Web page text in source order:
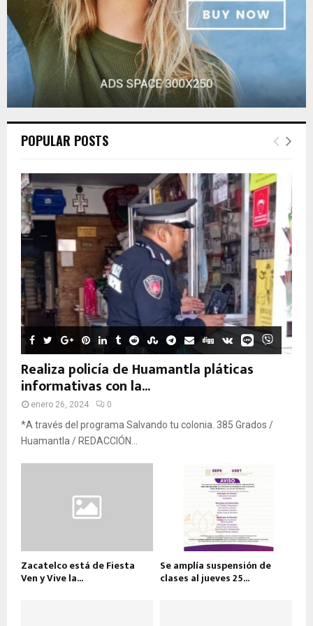
POPULAR POSTS
Realiza policía de Huamantla pláticas
informativas con la...
enero 26, 2024 0
*A través del programa Salvando tu colonia. 385 Grados /
Huamantla / REDACCIÓN...
Zacatelco está de Fiesta
Ven y Vive la...
Se amplía suspensión de
clases al jueves 25...